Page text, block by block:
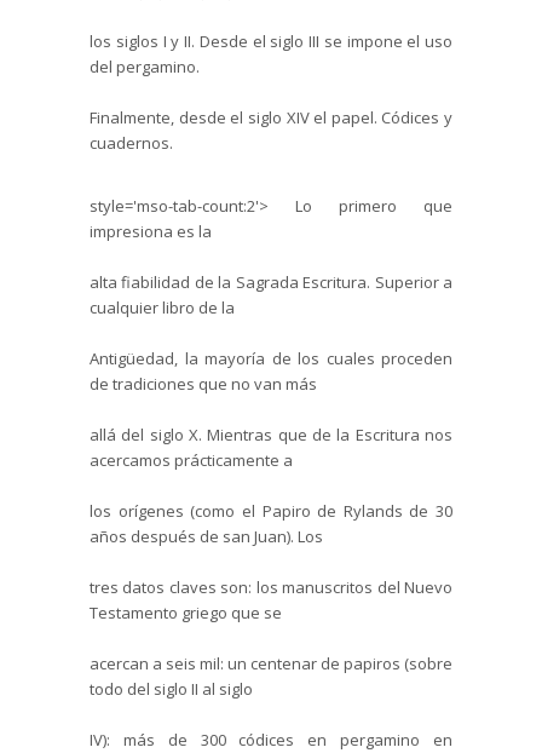
los siglos I y II. Desde el siglo III se impone el uso
del pergamino.
Finalmente, desde el siglo XIV el papel. Códices y
cuadernos.
style='mso-tab-count:2'> Lo primero que
impresiona es la
alta fiabilidad de la Sagrada Escritura. Superior a
cualquier libro de la
Antigüedad, la mayoría de los cuales proceden
de tradiciones que no van más
allá del siglo X. Mientras que de la Escritura nos
acercamos prácticamente a
los orígenes (como el Papiro de Rylands de 30
años después de san Juan). Los
tres datos claves son: los manuscritos del Nuevo
Testamento griego que se
acercan a seis mil: un centenar de papiros (sobre
todo del siglo II al siglo
IV): más de 300 códices en pergamino en